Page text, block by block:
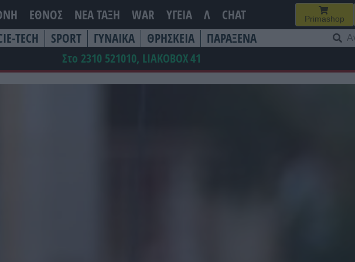
ΕΘΝΟΣ ΝΕΑ ΤΆΞΗ WAR ΥΓΕΙΑ Λ CHAT Primashop
TECH SPORT ΓΥΝΑΙΚΑ ΘΡΗΣΚΕΙΑ ΠΑΡΑΞΕΝΑ
Στο 2310 521010, LIAKOBOX41